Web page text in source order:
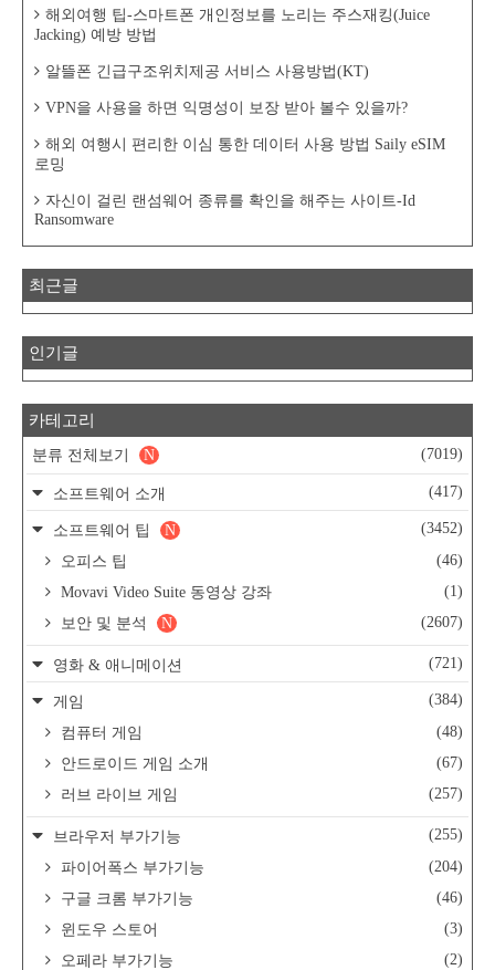
해외여행 팁-스마트폰 개인정보를 노리는 주스재킹(Juice
Jacking) 예방 방법
알뜰폰 긴급구조위치제공 서비스 사용방법(KT)
VPN을 사용을 하면 익명성이 보장 받아 볼수 있을까?
해외 여행시 편리한 이심 통한 데이터 사용 방법 Saily eSIM
로밍
자신이 걸린 랜섬웨어 종류를 확인을 해주는 사이트-Id
Ransomware
최근글
인기글
카테고리
분류 전체보기 (7019)
N
소프트웨어 소개 (417)
소프트웨어 팁 (3452)
N
오피스 팁
(46)
Movavi Video Suite 동영상 강좌
(1)
보안 및 분석
(2607)
N
영화 & 애니메이션 (721)
게임
(384)
컴퓨터 게임
(48)
안드로이드 게임 소개
(67)
러브 라이브 게임
(257)
브라우저 부가기능
(255)
파이어폭스 부가기능
(204)
구글 크롬 부가기능
(46)
윈도우 스토어
(3)
오페라 부가기능
(2)